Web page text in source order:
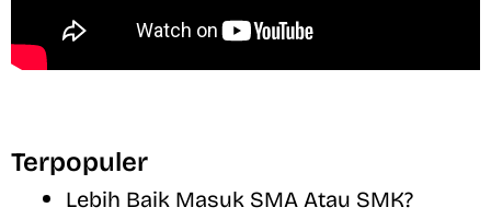
Terpopuler
Lebih Baik Masuk SMA Atau SMK?